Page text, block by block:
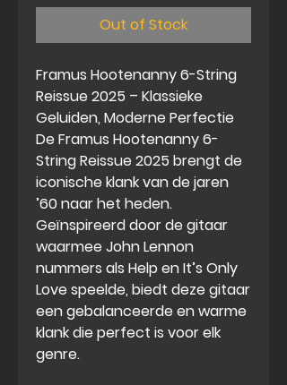
Out of Stock
Framus Hootenanny 6-String
Reissue 2025 – Klassieke
Geluiden, Moderne Perfectie
De Framus Hootenanny 6-
String Reissue 2025 brengt de
iconische klank van de jaren
’60 naar het heden.
Geïnspireerd door de gitaar
waarmee John Lennon
nummers als Help en It’s Only
Love speelde, biedt deze gitaar
een gebalanceerde en warme
klank die perfect is voor elk
genre.